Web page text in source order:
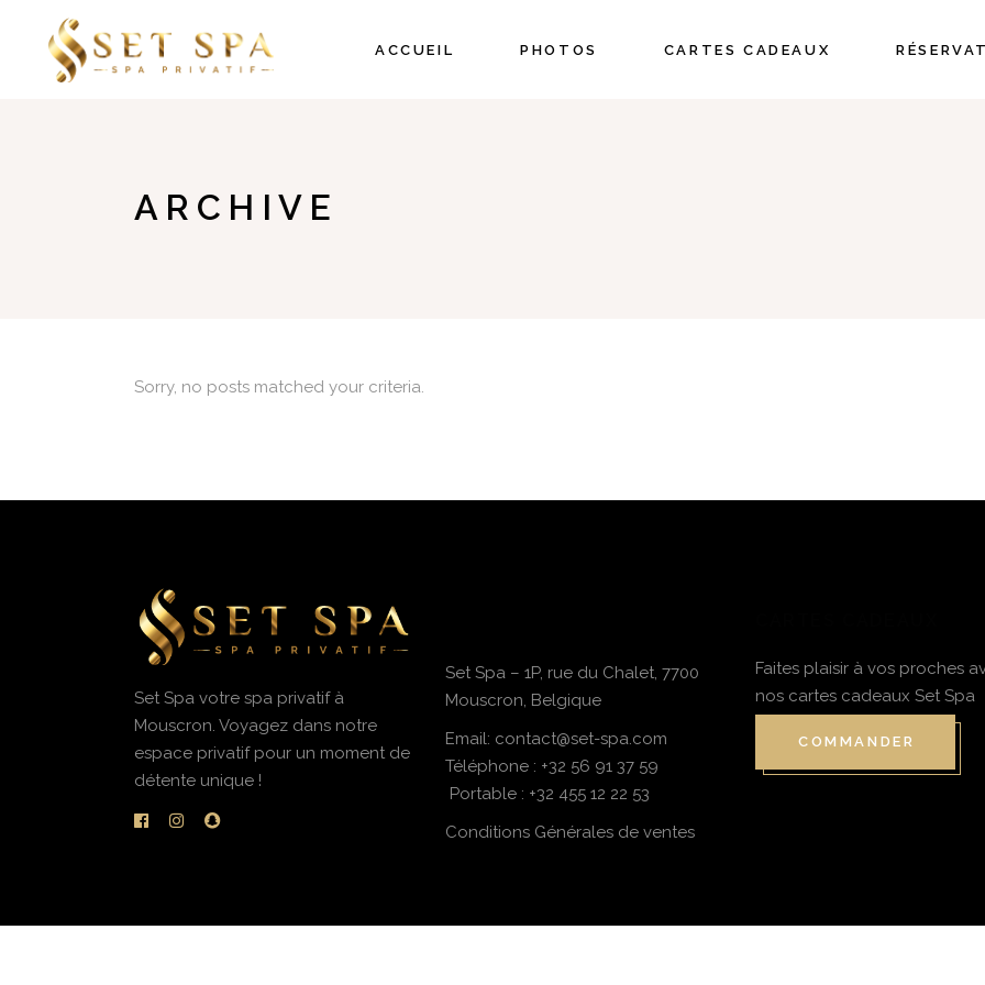
ACCUEIL PHOTOS CARTES CADEAUX
ARCHIVE
Sorry, no posts matched your criteria.
Set Spa votre spa privatif à
Mouscron. Voyagez dans notre
espace privatif pour un moment de
détente unique !
Set Spa – 1P, rue du Chalet, 7700
Mouscron, Belgique
Email: contact@set-spa.com
Téléphone : +32 56 91 37 59
Portable : +32 455 12 22 53
Conditions Générales de ventes
Faites plaisir à vos proches
nos cartes cadeaux Set Spa
COMMANDER